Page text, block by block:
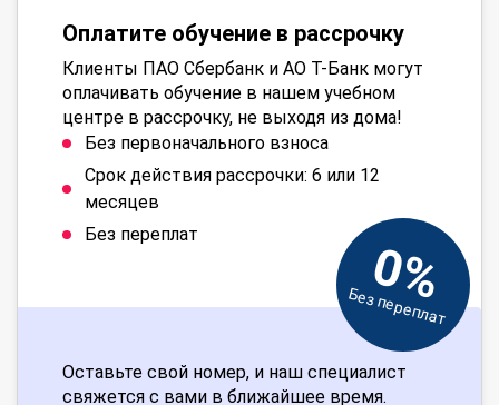
Оплатите обучение в рассрочку
Клиенты ПАО Сбербанк и АО Т-Банк могут
оплачивать обучение в нашем учебном
центре в рассрочку, не выходя из дома!
Без первоначального взноса
Срок действия рассрочки: 6 или 12
месяцев
Без переплат
0%
Без переплат
Оставьте свой номер, и наш специалист
свяжется с вами в ближайшее время.